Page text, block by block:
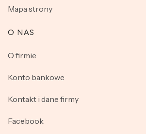
Mapa strony
O NAS
O firmie
Konto bankowe
Kontakt i dane firmy
Facebook